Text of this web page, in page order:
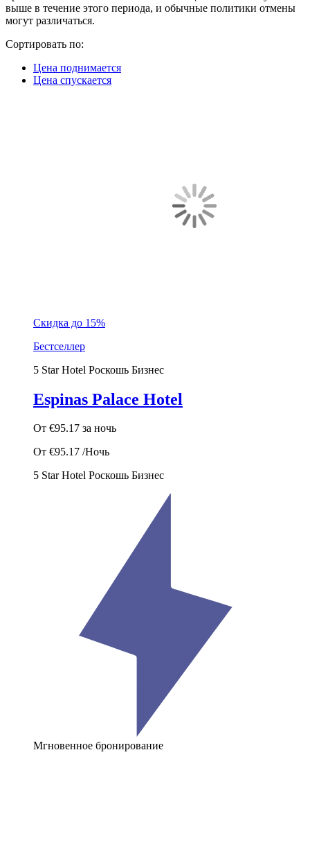
выше в течение этого периода, и обычные политики отмены
могут различаться.
Сортировать по:
Цена поднимается
Цена спускается
Скидка до 15%
Бестселлер
5 Star Hotel Роскошь Бизнес
Espinas Palace Hotel
От €95.17 за ночь
От €95.17 /Ночь
5 Star Hotel Роскошь Бизнес
Мгновенное бронирование